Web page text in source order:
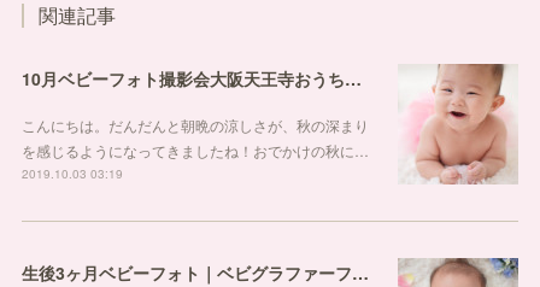
関連記事
10月ベビーフォト撮影会大阪天王寺おうちスタジオ
こんにちは。だんだんと朝晩の涼しさが、秋の深まり
を感じるようになってきましたね！おでかけの秋に…
2019.10.03 03:19
生後3ヶ月ベビーフォト｜ベビグラファーフォトスタジオ大阪